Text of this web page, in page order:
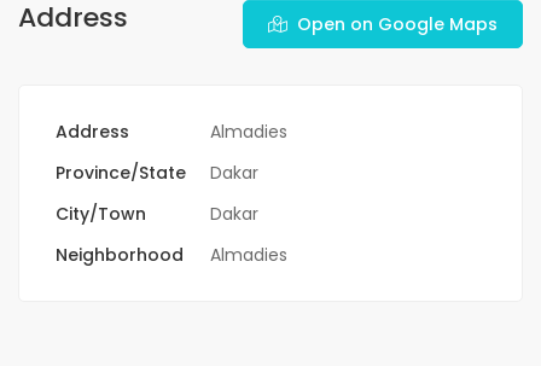
Address Open on Google Maps
Address
Almadies
Province/State
Dakar
City/Town
Dakar
Neighborhood
Almadies